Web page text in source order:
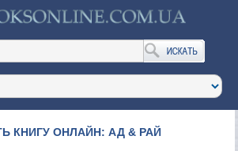
КНИГУ ОНЛАЙН: АД & РАЙ